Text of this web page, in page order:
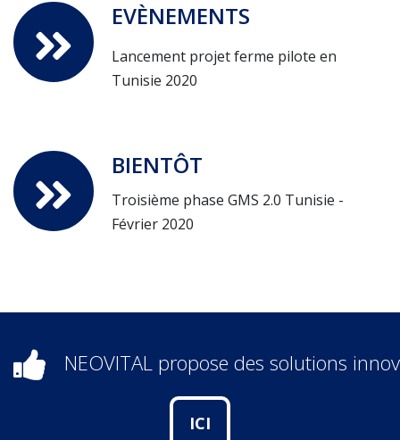
EVÈNEMENTS
Lancement projet ferme pilote en
Tunisie 2020
BIENTÔT
Troisième phase GMS 2.0 Tunisie -
Février 2020
NEOVITAL propose des solutions
ICI